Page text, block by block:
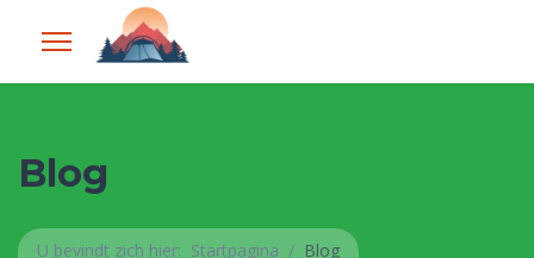
Blog
U bevindt zich hier: Startpagina Blog